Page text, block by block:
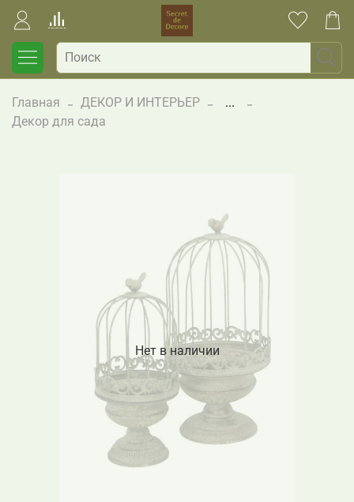
Главная ДЕКОР И ИНТЕРЬЕР
...
Декор для сада
Нет в наличии